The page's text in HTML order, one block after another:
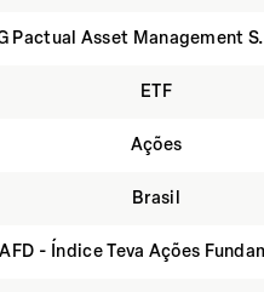
Pactual Asset Management
ETF
Ações
Brasil
IAFD - Índice Teva Ações